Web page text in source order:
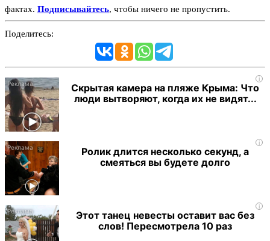
фактах. Подписывайтесь, чтобы ничего не пропустить.
Поделитесь:
i
Скрытая камера на пляже Крыма: Что
люди вытворяют, когда их не видят...
i
Ролик длится несколько секунд, а
смеяться вы будете долго
i
Этот танец невесты оставит вас без
слов! Пересмотрела 10 раз